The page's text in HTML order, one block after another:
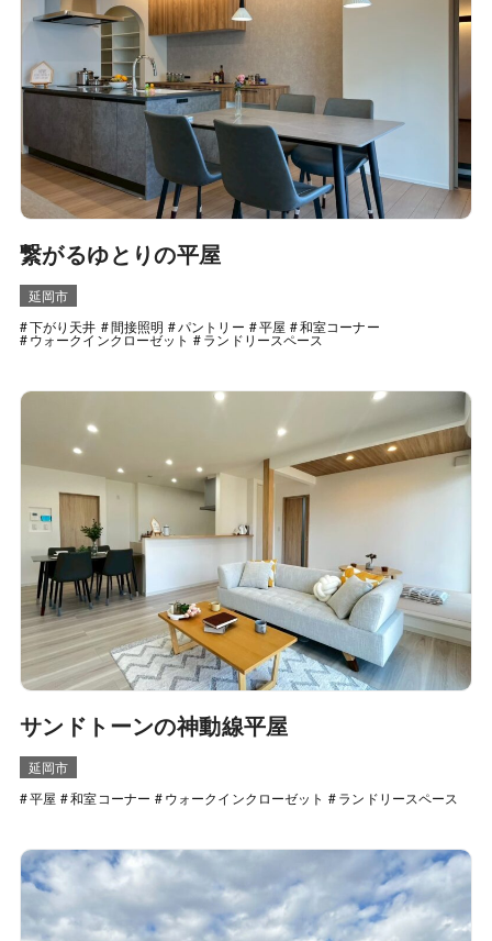
繋がるゆとりの平屋
延岡市
下がり天井
間接照明 パントリー 平屋 和室コーナー
ウォークインクローゼット ランドリースペース
サンドトーンの神動線平屋
延岡市
平屋
和室コーナー ウォークインクローゼット ランドリースペース